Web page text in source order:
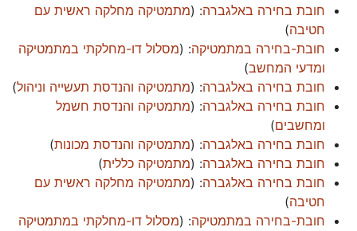
חובת בחירה באלגברה: (מתמטיקה מחלקה ראשית עם
חטיבה)
חובת-בחירה במתמטיקה: (מסלול דו-מחלקתי במתמטיקה
ומדעי המחשב)
חובת בחירה באלגברה: (מתמטיקה והנדסת תעשייה וניהול)
חובת בחירה באלגברה: (מתמטיקה והנדסת חשמל
ומחשבים)
חובת בחירה באלגברה: (מתמטיקה והנדסת מכונות)
חובת בחירה באלגברה: (מתמטיקה כללית)
חובת בחירה באלגברה: (מתמטיקה מחלקה ראשית עם
חטיבה)
חובת-בחירה במתמטיקה: (מסלול דו-מחלקתי במתמטיקה